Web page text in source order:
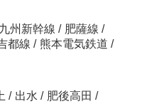
九州新幹線 / 肥薩線 /
都線 / 熊本電気鉄道 /
/ 出水 / 肥後高田 /